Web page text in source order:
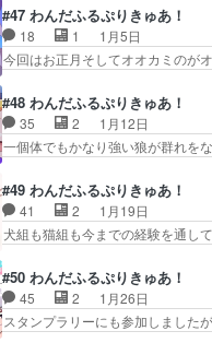
トルが徹頭徹尾「遊び」… 戦わ
ここに極まれり！先週… ニコア
たものの、フクとの…
んいろはのやり取りでもうきゅ
ザクロへかけた言葉、まゆ以外
ダイチャンネルさんで視聴。ニ
べるのは良いことだと思うんだ
かな心情の移ろいとかやさ… ア
回はホワイトクリスマス… きら
(猫)ver.～各キャ…
#47 わんだふるぷりきゅあ！
18 1
1月5日
今回はお正月そしてオオカミの
産」というワードに反応する悟
ュアってネガティブ・ケイパビ
けんもほろろ。プリキュア恒例
たアニマルタウンを襲うオオカ
るメェメェが面白かったw何…
エモいこむぎが犬も歩けば… 今
子で遊ぶのか？もしかる…
#48 わんだふるぷりきゅあ！
35 2
1月12日
一個体でもかなり強い狼が群れ
もう泣けて泣けてしょうがない
りの一貫して変わらない姿勢が
だったか、おもちさんの予想当
きないのって人を襲う害獣だか
ロリと湧いてくる不思議な回…
まさかの大昔のスバルだっ… ガ
意外とあっさりなのに驚…
#49 わんだふるぷりきゅあ！
41 2
1月19日
犬組も猫組も今までの経験を通
2人が使用したこの技名考えて
「そんなドラゴンボールみたい
で、きたー＾＾／そして１年間
復活が叶わず暴走するスバル。
#50 わんだふるぷりきゅあ！
45 2
1月26日
スタンプラリーにも参加しまし